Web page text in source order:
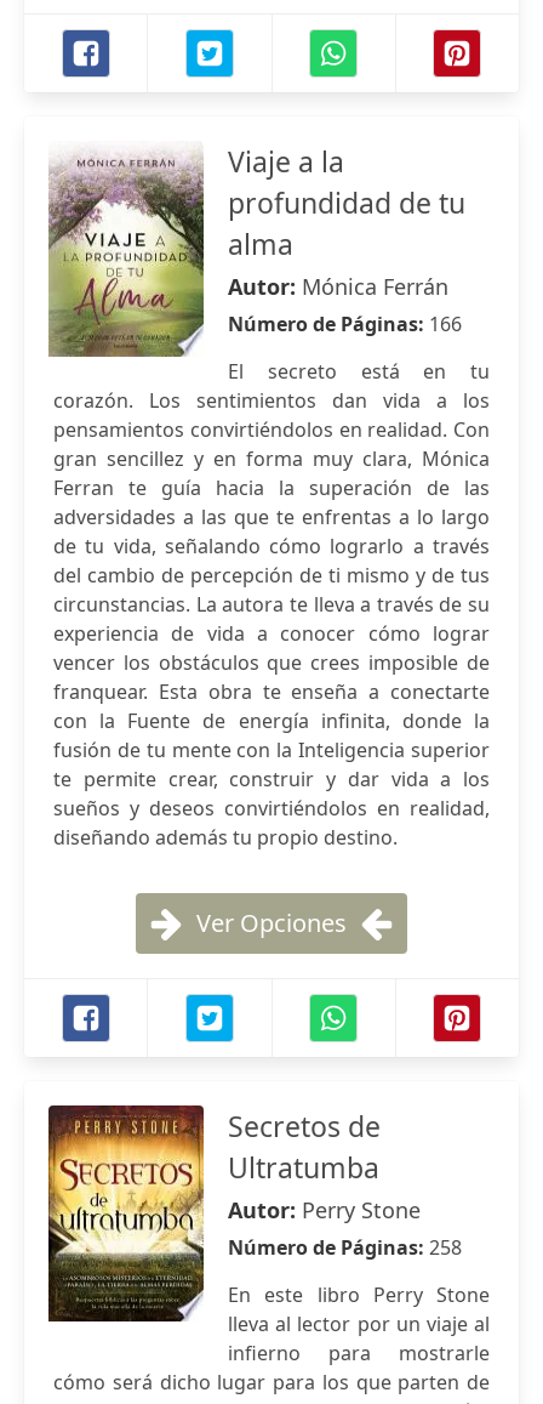
Viaje a la
profundidad de tu
alma
Autor: Mónica Ferrán
Número de Páginas: 166
El secreto está en tu
corazón. Los sentimientos dan vida a los
pensamientos convirtiéndolos en realidad. Con
gran sencillez y en forma muy clara, Mónica
Ferran te guía hacia la superación de las
adversidades a las que te enfrentas a lo largo
de tu vida, señalando cómo lograrlo a través
del cambio de percepción de ti mismo y de tus
circunstancias. La autora te lleva a través de su
experiencia de vida a conocer cómo lograr
vencer los obstáculos que crees imposible de
franquear. Esta obra te enseña a conectarte
con la Fuente de energía infinita, donde la
fusión de tu mente con la Inteligencia superior
te permite crear, construir y dar vida a los
sueños y deseos convirtiéndolos en realidad,
diseñando además tu propio destino.
Ver Opciones
Secretos de
Ultratumba
Autor: Perry Stone
Número de Páginas: 258
En este libro Perry Stone
lleva al lector por un viaje al
infierno para mostrarle
cómo será dicho lugar para los que parten de